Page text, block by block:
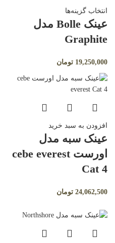
انتخاب گزینه‌ها
عینک Bolle مدل
Graphite
19,250,000 تومان
افزودن به سبد خرید
عینک سبه مدل
اورست cebe everest
Cat 4
24,062,500 تومان